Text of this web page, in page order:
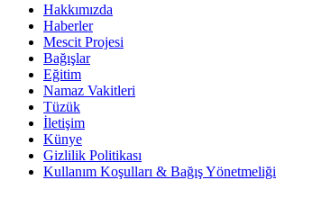
Hakkımızda
Haberler
Mescit Projesi
Bağışlar
Eğitim
Namaz Vakitleri
Tüzük
İletişim
Künye
Gizlilik Politikası
Kullanım Koşulları & Bağış Yönetmeliği